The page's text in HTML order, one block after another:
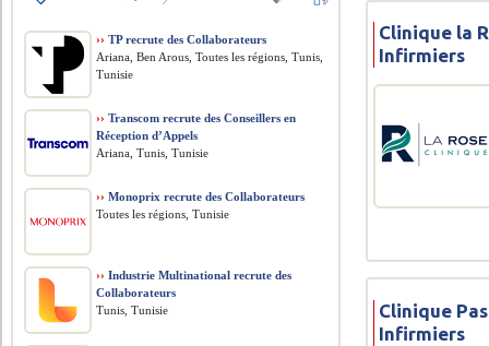
Clinique la
Infirmiers
Clinique
Infirmiers
›› TP recrute des Collaborateurs
Ariana, Ben Arous, Toutes les régions, Tunis,
Tunisie
›› Transcom recrute des Conseillers en
Réception d’Appels
Ariana, Tunis, Tunisie
›› Monoprix recrute des Collaborateurs
Toutes les régions, Tunisie
›› Industrie Multinational recrute des
Collaborateurs
Tunis, Tunisie